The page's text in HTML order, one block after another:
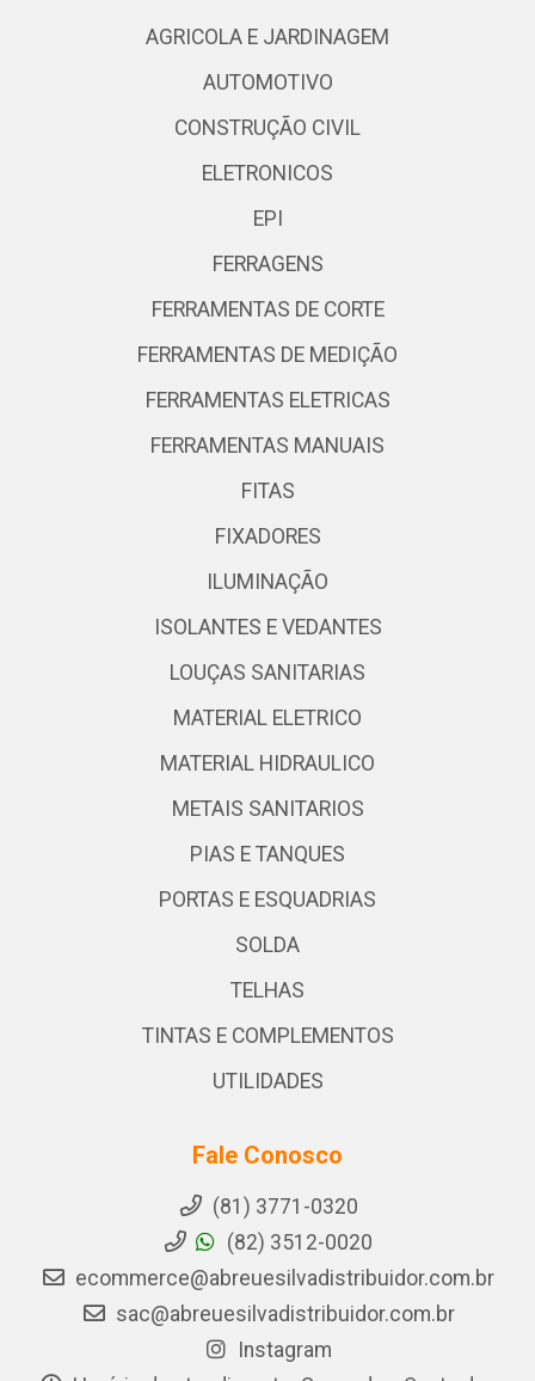
AGRICOLA E JARDINAGEM
AUTOMOTIVO
CONSTRUÇÃO CIVIL
ELETRONICOS
EPI
FERRAGENS
FERRAMENTAS DE CORTE
FERRAMENTAS DE MEDIÇÃO
FERRAMENTAS ELETRICAS
FERRAMENTAS MANUAIS
FITAS
FIXADORES
ILUMINAÇÃO
ISOLANTES E VEDANTES
LOUÇAS SANITARIAS
MATERIAL ELETRICO
MATERIAL HIDRAULICO
METAIS SANITARIOS
PIAS E TANQUES
PORTAS E ESQUADRIAS
SOLDA
TELHAS
TINTAS E COMPLEMENTOS
UTILIDADES
Fale Conosco
(81) 3771-0320
(82) 3512-0020
ecommerce@abreuesilvadistribuidor.com.br
sac@abreuesilvadistribuidor.com.br
Instagram